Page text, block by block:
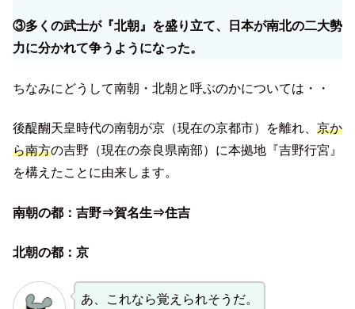
③多くの武士が『北朝』を盛り立て、日本が南北の二大勢
力に分かれて争うようになった。
ちなみにどうして南朝・北朝と呼ぶのかについては・・
後醍醐天皇時代の南朝が京（現在の京都市）を離れ、 京か
ら南方の吉野（現在の奈良県南部）に本拠地『吉野行宮』
を構えたことに由来します。
南朝の都：吉野⇒賀名生⇒住吉
北朝の都：京
あ、これなら覚えられそうだ。